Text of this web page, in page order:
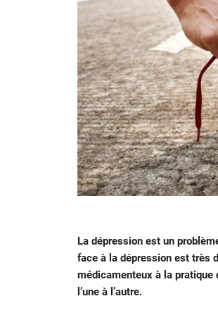
La dépression est un
face à la dépression est très
médicamenteux à la pratique
l’une à l’autre.